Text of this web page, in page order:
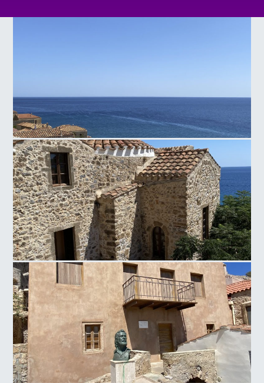
Μονεμβασιά
Παναγία Κρητικιά